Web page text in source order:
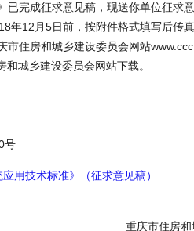
已完成征求意见稿，现送你单位征求
年12月5日前，按附件格式填写后传
住房和城乡建设委员会网站
城乡建设委员会网站下载。
号
用技术标准》（征求意见稿）
重庆市住房